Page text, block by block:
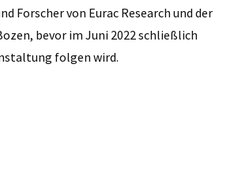
Forscher von Eurac Research und der
bevor im Juni 2022 schließlich
folgen wird.